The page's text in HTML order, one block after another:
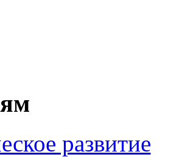
развитие